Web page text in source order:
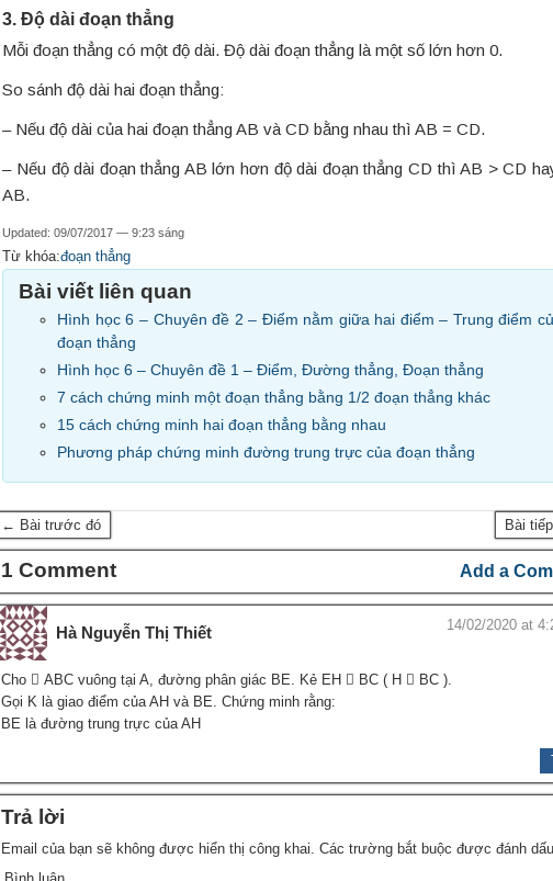
3. Độ dài đoạn thẳng
Mỗi đoạn thẳng có một độ dài. Độ dài đoạn thẳng là một số lớn hơn 0.
So sánh độ dài hai đoạn thẳng:
– Nếu độ dài của hai đoạn thẳng AB và CD bằng nhau thì AB = CD.
– Nếu độ dài đoạn thẳng AB lớn hơn độ dài đoạn thẳng CD thì AB > CD
AB.
Updated: 09/07/2017 — 9:23 sáng
Từ khóa:đoạn thẳng
Bài viết liên quan
Hình học 6 – Chuyên đề 2 – Điểm nằm giữa hai điểm – Trung điểm
đoạn thẳng
Hình học 6 – Chuyên đề 1 – Điểm, Đường thẳng, Đoạn thẳng
7 cách chứng minh một đoạn thẳng bằng 1/2 đoạn thẳng khác
15 cách chứng minh hai đoạn thẳng bằng nhau
Phương pháp chứng minh đường trung trực của đoạn thẳng
← Bài trước đó Bài
1 Comment Add a
Hà Nguyễn Thị Thiết 14/02/2020 at
Cho  ABC vuông tại A, đường phân giác BE. Kẻ EH  BC ( H  BC ).
Gọi K là giao điểm của AH và BE. Chứng minh rằng:
BE là đường trung trực của AH
Trả lời
Email của bạn sẽ không được hiển thị công khai. Các trường bắt buộc được đánh